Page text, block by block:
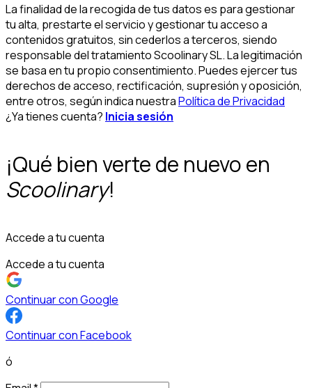
La finalidad de la recogida de tus datos es para gestionar
tu alta, prestarte el servicio y gestionar tu acceso a
contenidos gratuitos, sin cederlos a terceros, siendo
responsable del tratamiento Scoolinary SL. La legitimación
se basa en tu propio consentimiento. Puedes ejercer tus
derechos de acceso, rectificación, supresión y oposición,
entre otros, según indica nuestraPolítica de Privacidad
¿Ya tienes cuenta? Inicia sesión
¡Qué bien verte de nuevo en
Scoolinary!
Accede a tu cuenta
Accede a tu cuenta
Continuar con Google
Continuar con Facebook
ó